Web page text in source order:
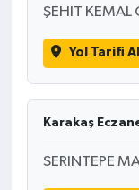
ŞEHİT KEMAL
Yol Tarifi Al
Karakaş
SERINTEPE